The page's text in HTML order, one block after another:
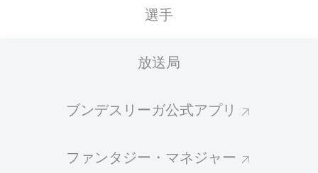
選手
放送局
ブンデスリーガ公式アプリ
ファンタジー・マネジャー
広告
Welcome along and thanks for joining us for build-up